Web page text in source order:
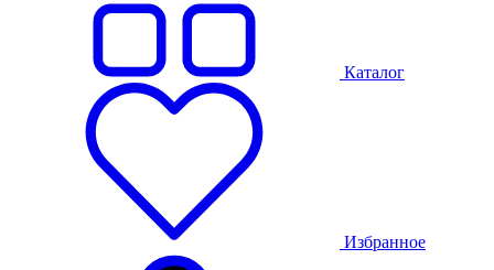
Каталог
Избранное